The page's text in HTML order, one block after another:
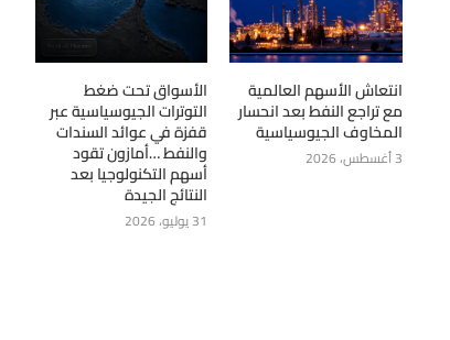
انتعاش الأسهم العالمية
مع تراجع النفط بعد انحسار
المخاوف الجيوسياسية
3 أغسطس، 2026
الأسواق تحت ضغط
التوترات الجيوسياسية عبر
قفزة في عوائد السندات
والنفط …أمازون تقود
أسهم التكنولوجيا بعد
النتائج الجيدة
31 يوليو، 2026